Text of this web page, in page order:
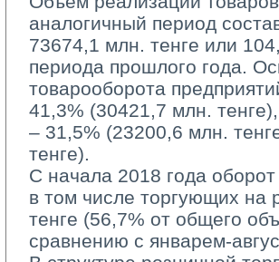
аналогичный период
73674,1 млн. тенге или
периода прошлого года.
товарооборота
41,3% (30421,7 млн.
– 31,5% (23200,6 млн.
тенге).
С начала 2018 года
в том числе торгующих на
тенге (56,7% от общего
сравнению с январем-